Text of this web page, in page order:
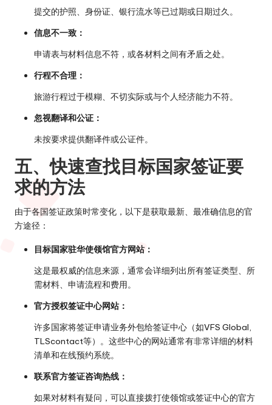
提交的护照、身份证、银行流水等已过期或日期过久。
信息不一致：
申请表与材料信息不符，或各材料之间有矛盾之处。
行程不合理：
旅游行程过于模糊、不切实际或与个人经济能力不符。
忽视翻译和公证：
未按要求提供翻译件或公证件。
五、快速查找目标国家签证要
求的方法
由于各国签证政策时常变化，以下是获取最新、最准确信息的官
方途径：
目标国家驻华使领馆官方网站：
这是最权威的信息来源，通常会详细列出所有签证类型、所
需材料、申请流程和费用。
官方授权签证中心网站：
许多国家将签证申请业务外包给签证中心（如VFS Global,
TLScontact等）。这些中心的网站通常有非常详细的材料
清单和在线预约系统。
联系官方签证咨询热线：
如果对材料有疑问，可以直接拨打使领馆或签证中心的官方